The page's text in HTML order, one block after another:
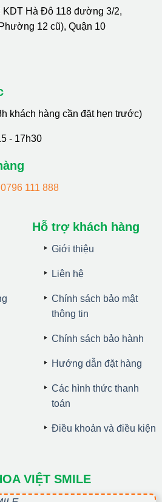
Hà Đô 118 đường 3/2,
12 cũ), Quận 10
khách hàng cần đặt hẹn trước)
- 17h30
0796 111 888
Hỗ trợ khách hàng
Giới thiệu
Liên hệ
Chính sách bảo mật
thông tin
Chính sách bảo hành
Hướng dẫn đặt hàng
Các hình thức thanh
toán
Điều khoản và điều kiện
VIỆT SMILE